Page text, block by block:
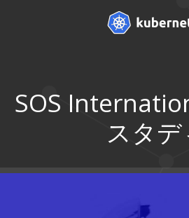
SOS
スタデ